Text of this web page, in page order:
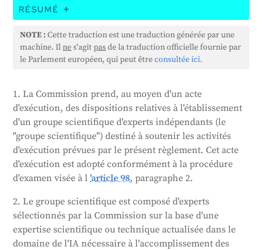
RÉSUMÉ
L'UE met en place un groupe d'experts indépendants
pour l'aider à faire appliquer sa réglementation en
matière d'IA. Ce groupe sera composé d'experts
indépendants de tout fournisseur de systèmes d'IA.
Ils soutiendront l'Office de l'IA en l'alertant sur les
risques potentiels, en l'aidant à développer des outils
d'évaluation et en le conseillant sur la classification
des modèles d'IA. Les experts travailleront de
manière impartiale et confidentielle et ne recevront
d'instructions de personne. Ils devront également
déclarer leurs intérêts afin d'éviter les conflits. La
Commission décidera du nombre d'experts
nécessaires et veillera à une représentation
équitable.
NOTE :Cette traduction est une traduction générée par une
machine. Ilnes'agitpasde la traduction officielle fournie par
le Parlement européen, qui peut êtreconsultée ici.
1. La Commission prend, au moyen d'un acte
d'exécution, des dispositions relatives à l'établissement
d'un groupe scientifique d'experts indépendants (le
"groupe scientifique") destiné à soutenir les activités
d'exécution prévues par le présent règlement. Cet acte
d'exécution est adopté conformément à la procédure
d'examen visée à l'article 98, paragraphe 2.
2. Le groupe scientifique est composé d'experts
sélectionnés par la Commission sur la base d'une
expertise scientifique ou technique actualisée dans le
domaine de l'IA nécessaire à l'accomplissement des